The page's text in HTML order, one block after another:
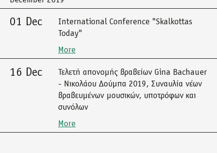
01 Dec
International Conference "Skalkottas
Today"
More
16 Dec
Τελετή απονομής βραβείων Gina Bachauer
- Νικολάου Δούμπα 2019, Συναυλία νέων
βραβευμένων μουσικών, υποτρόφων και
συνόλων
More